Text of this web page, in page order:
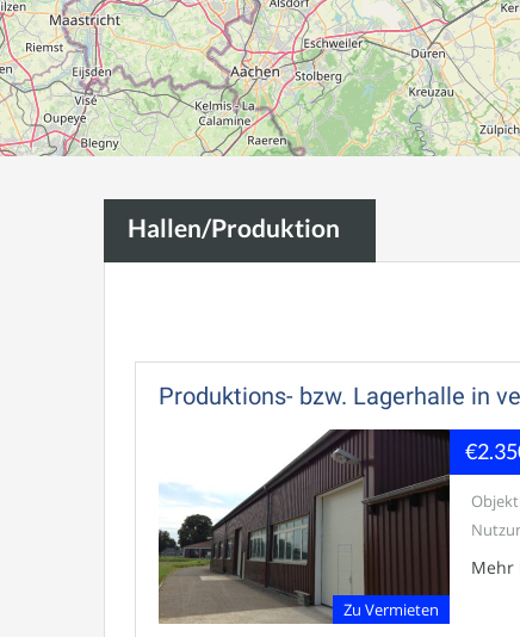
Hallen/Produktion
Produktions- bzw. Lagerhalle in
Zu Vermieten
Mehr